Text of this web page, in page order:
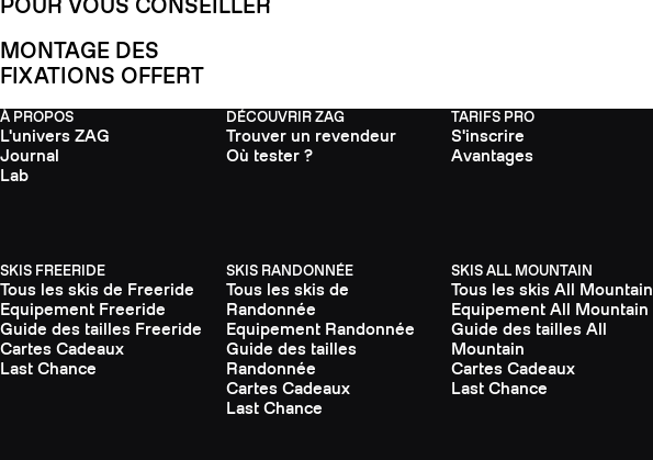
POUR VOUS CONSEILLER
MONTAGE DES
FIXATIONS OFFERT
À PROPOS
L'univers ZAG
Journal
Lab
DÉCOUVRIR ZAG
Trouver un revendeur
Où tester ?
TARIFS PRO
S'inscrire
Avantages
SKIS FREERIDE
Tous les skis de Freeride
Equipement Freeride
Guide des tailles Freeride
Cartes Cadeaux
Last Chance
SKIS RANDONNÉE
Tous les skis de
Randonnée
Equipement Randonnée
Guide des tailles
Randonnée
Cartes Cadeaux
Last Chance
SKIS ALL MOUNTAIN
Tous les skis All Mountain
Equipement All Mountain
Guide des tailles All
Mountain
Cartes Cadeaux
Last Chance